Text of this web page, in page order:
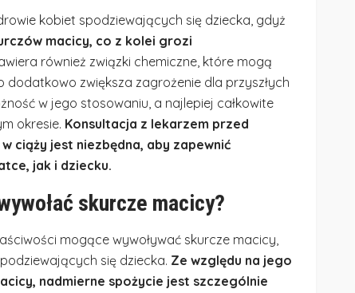
kobiet spodziewających się dziecka, gdyż
macicy, co z kolei grozi
również związki chemiczne, które mogą
dodatkowo zwiększa zagrożenie dla przyszłych
w jego stosowaniu, a najlepiej całkowite
okresie. Konsultacja z lekarzem przed
ciąży jest niezbędna, aby zapewnić
jak i dziecku.
skurcze macicy?
mogące wywoływać skurcze macicy,
się dziecka. Ze względu na jego
nadmierne spożycie jest szczególnie